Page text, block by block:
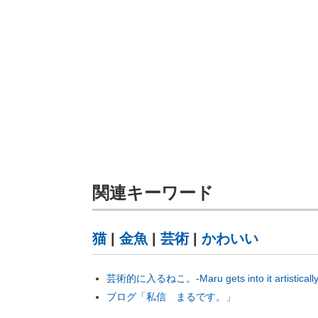
関連キーワード
猫| 金魚 芸術| かわいい
芸術的に入るねこ。-Maru gets into it
ブログ「私信 まるです。」